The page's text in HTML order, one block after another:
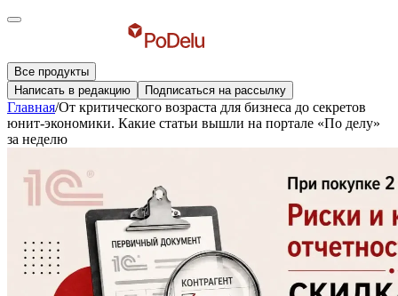
Все продукты
Написать в редакцию
Подписаться на рассылку
Главная/От критического возраста для бизнеса до секретов
юнит-экономики. Какие статьи вышли на портале «По делу»
за неделю